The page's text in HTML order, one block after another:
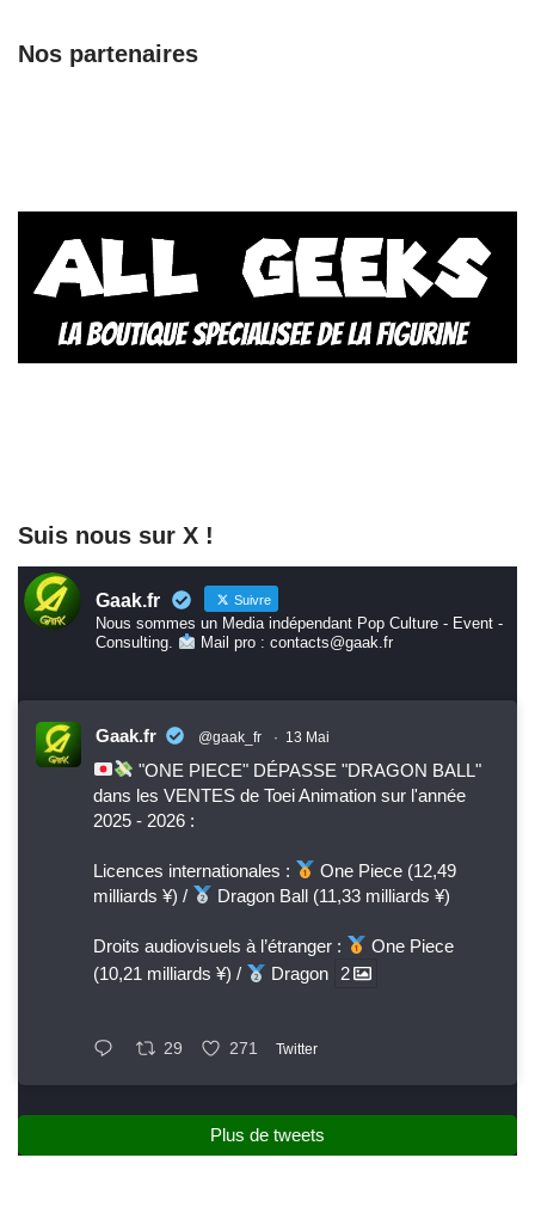
Nos partenaires
Suis nous sur X !
Gaak.fr Suivre
Nous sommes un Media indépendant Pop Culture - Event -
Consulting.
Mail pro : contacts@gaak.fr
Gaak.fr @gaak_fr · 13 Mai
"ONE PIECE" DÉPASSE "DRAGON BALL"
dans les VENTES de Toei Animation sur l'année
2025 - 2026 :
Licences internationales :
One Piece (12,49
milliards ¥) /
Dragon Ball (11,33 milliards ¥)
Droits audiovisuels à l’étranger :
One Piece
(10,21 milliards ¥) /
Dragon 2
29 271 Twitter
Plus de tweets